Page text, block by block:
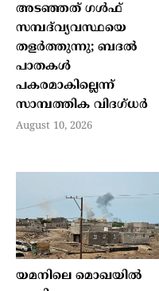
അടഞ്ഞത് ഗൾഫ്
സമ്പദ്‌വ്യവസ്ഥയെ
തളർത്തുന്നു; ബദൽ
പാതകൾ
പകരമാകില്ലെന്ന്
സാമ്പത്തിക വിദഗ്ധർ
August 10, 2026
യമനിലെ മൊഖയിൽ